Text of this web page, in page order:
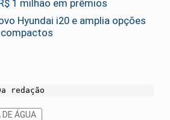
1 milhão em prêmios
Hyundai i20 e amplia opções
redação
DE ÁGUA